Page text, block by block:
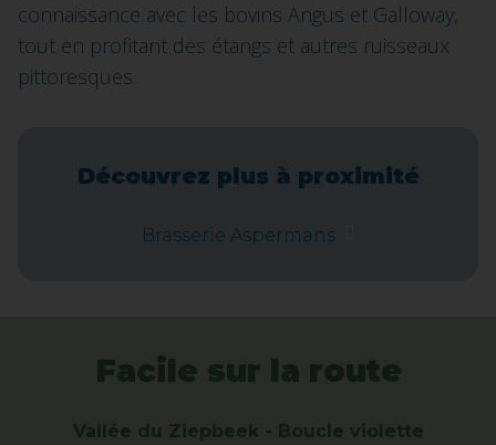
connaissance avec les bovins Angus et Galloway,
tout en profitant des étangs et autres ruisseaux
pittoresques.
Découvrez plus à proximité
Brasserie Aspermans
Facile sur la route
Vallée du Ziepbeek - Boucle violette